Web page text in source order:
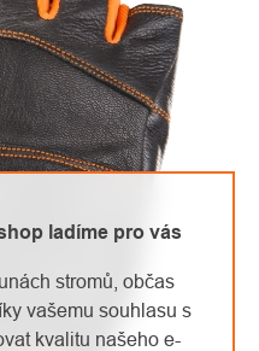
ladíme pro vás
stromů, občas
vašemu souhlasu s
kvalitu našeho e-